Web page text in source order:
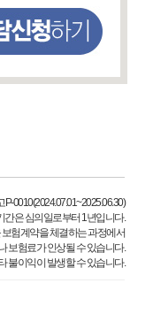
0010(2024.07.01~2025.06.30)
은 심의일로부터 1년입니다.
험계약을 체결하는 과정에서
보험료가 인상될 수 있습니다.
불이익이 발생할 수 있습니다.